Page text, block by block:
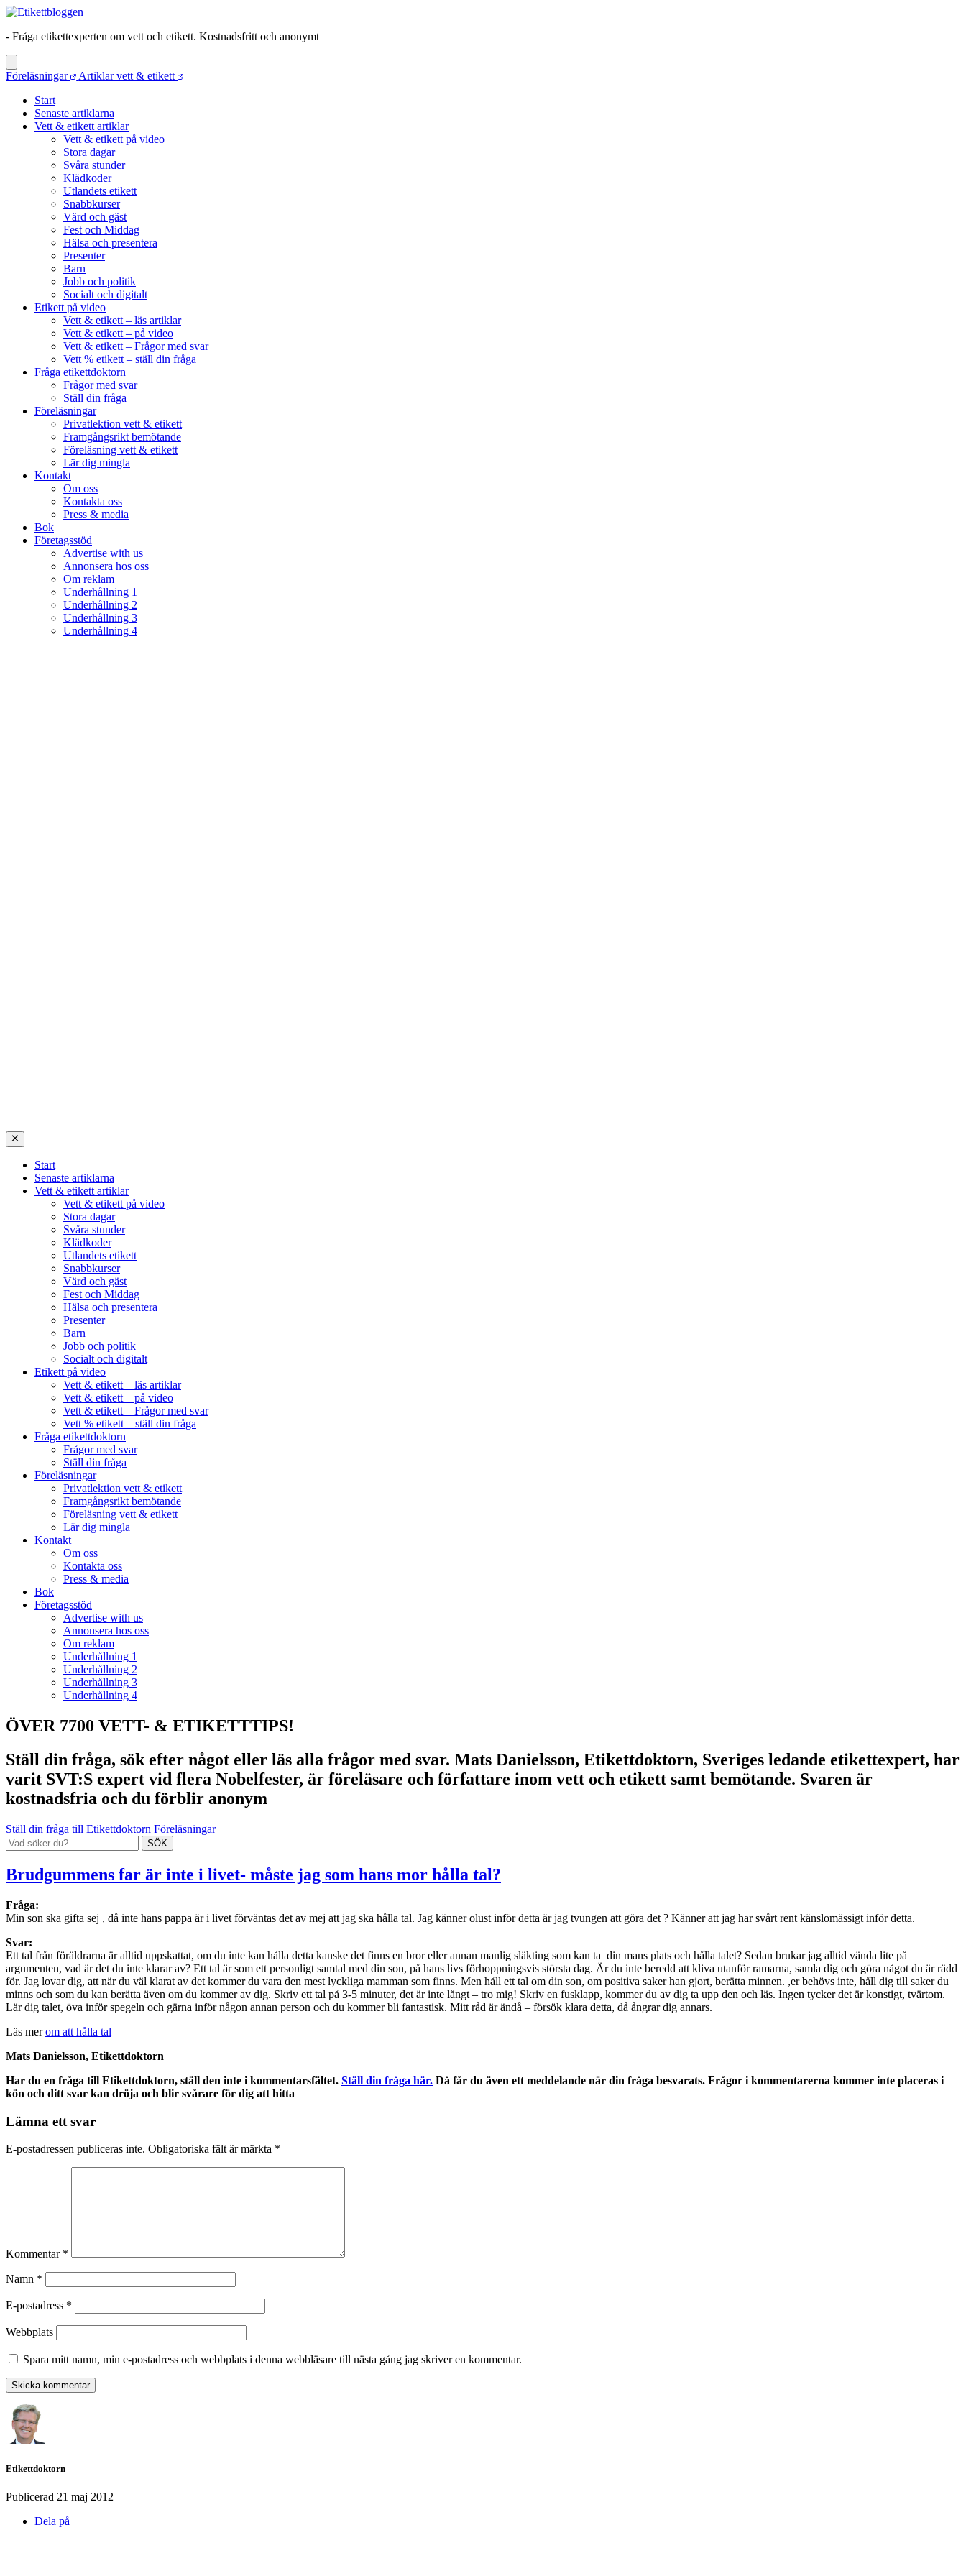
- Fråga etikettexperten om vett och etikett. Kostnadsfritt och anonymt
Föreläsningar
Artiklar vett & etikett
Start
Senaste artiklarna
Vett & etikett artiklar
Vett & etikett på video
Stora dagar
Svåra stunder
Klädkoder
Utlandets etikett
Snabbkurser
Värd och gäst
Fest och Middag
Hälsa och presentera
Presenter
Barn
Jobb och politik
Socialt och digitalt
Etikett på video
Vett & etikett – läs artiklar
Vett & etikett – på video
Vett & etikett – Frågor med svar
Vett % etikett – ställ din fråga
Fråga etikettdoktorn
Frågor med svar
Ställ din fråga
Föreläsningar
Privatlektion vett & etikett
Framgångsrikt bemötande
Föreläsning vett & etikett
Lär dig mingla
Kontakt
Om oss
Kontakta oss
Press & media
Bok
Företagsstöd
Advertise with us
Annonsera hos oss
Om reklam
Underhållning 1
Underhållning 2
Underhållning 3
Underhållning 4
Start
Senaste artiklarna
Vett & etikett artiklar
Vett & etikett på video
Stora dagar
Svåra stunder
Klädkoder
Utlandets etikett
Snabbkurser
Värd och gäst
Fest och Middag
Hälsa och presentera
Presenter
Barn
Jobb och politik
Socialt och digitalt
Etikett på video
Vett & etikett – läs artiklar
Vett & etikett – på video
Vett & etikett – Frågor med svar
Vett % etikett – ställ din fråga
Fråga etikettdoktorn
Frågor med svar
Ställ din fråga
Föreläsningar
Privatlektion vett & etikett
Framgångsrikt bemötande
Föreläsning vett & etikett
Lär dig mingla
Kontakt
Om oss
Kontakta oss
Press & media
Bok
Företagsstöd
Advertise with us
Annonsera hos oss
Om reklam
Underhållning 1
Underhållning 2
Underhållning 3
Underhållning 4
ÖVER 7700 VETT- & ETIKETTTIPS!
Ställ din fråga, sök efter något eller läs alla frågor med svar. Mats Danielsson, Etikettdoktorn, Sveriges ledande etikettexpert, har
varit SVT:S expert vid flera Nobelfester, är föreläsare och författare inom vett och etikett samt bemötande. Svaren är
kostnadsfria och du förblir anonym
Ställ din fråga till Etikettdoktorn Föreläsningar
Brudgummens far är inte i livet- måste jag som hans mor hålla tal?
Fråga:
Min son ska gifta sej , då inte hans pappa är i livet förväntas det av mej att jag ska hålla tal. Jag känner olust inför detta är jag tvungen att göra det ? Känner att jag har svårt rent känslomässigt inför detta.
Svar:
Ett tal från föräldrarna är alltid uppskattat, om du inte kan hålla detta kanske det finns en bror eller annan manlig släkting som kan ta din mans plats och hålla talet? Sedan brukar jag alltid vända lite på
argumenten, vad är det du inte klarar av? Ett tal är som ett personligt samtal med din son, på hans livs förhoppningsvis största dag. Är du inte beredd att kliva utanför ramarna, samla dig och göra något du är rädd
för. Jag lovar dig, att när du väl klarat av det kommer du vara den mest lyckliga mamman som finns. Men håll ett tal om din son, om positiva saker han gjort, berätta minnen. ,er behövs inte, håll dig till saker du
minns och som du kan berätta även om du kommer av dig. Skriv ett tal på 3-5 minuter, det är inte långt – tro mig! Skriv en fusklapp, kommer du av dig ta upp den och läs. Ingen tycker det är konstigt, tvärtom.
Lär dig talet, öva inför spegeln och gärna inför någon annan person och du kommer bli fantastisk. Mitt råd är ändå – försök klara detta, då ångrar dig annars.
Läs merom att hålla tal
Mats Danielsson, Etikettdoktorn
Har du en fråga till Etikettdoktorn, ställ den inte i kommentarsfältet. Ställ din fråga här. Då får du även ett meddelande när din fråga besvarats. Frågor i kommentarerna kommer inte placeras i
kön och ditt svar kan dröja och blir svårare för dig att hitta
Lämna ett svar
E-postadressen publiceras inte. Obligatoriska fält är märkta *
Kommentar *
Namn *
E-postadress *
Webbplats
Spara mitt namn, min e-postadress och webbplats i denna webbläsare till nästa gång jag skriver en kommentar.
Etikettdoktorn
Publicerad 21 maj 2012
Dela på